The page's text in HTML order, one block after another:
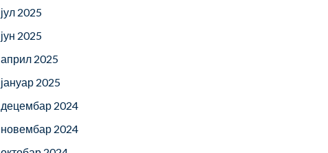
јул 2025
јун 2025
април 2025
јануар 2025
децембар 2024
новембар 2024